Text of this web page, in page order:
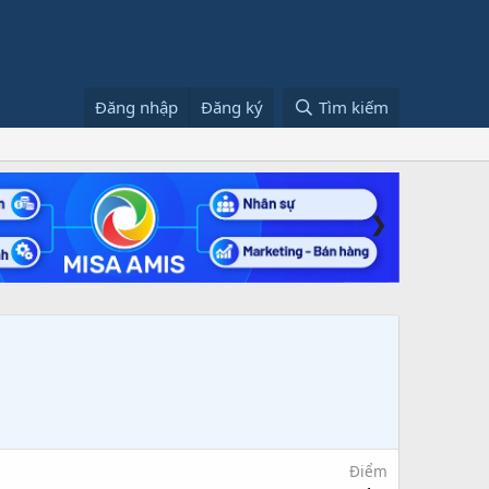
Đăng nhập Đăng ký Tìm kiếm
❯
Điểm